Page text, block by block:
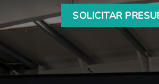
SOLICITAR